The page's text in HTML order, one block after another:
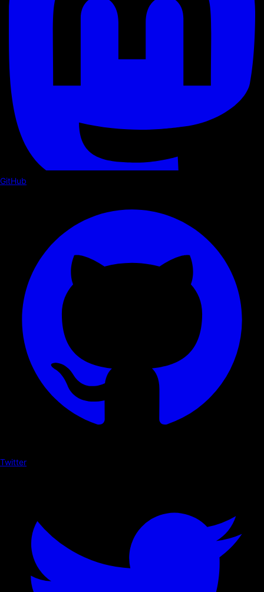
GitHub
Twitter